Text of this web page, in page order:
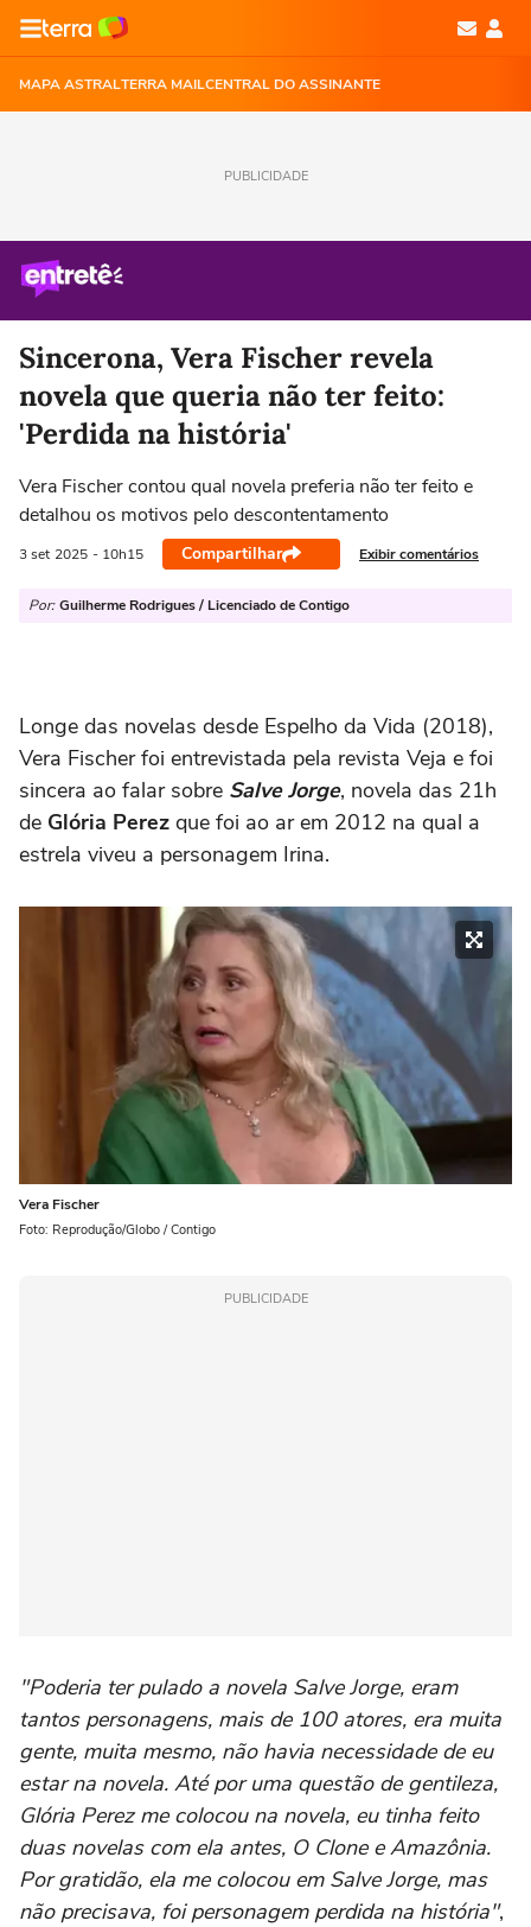
MAPA ASTRALTERRA MAILCENTRAL DO ASSINANTE
PUBLICIDADE
Sincerona, Vera Fischer revela
novela que queria não ter feito:
'Perdida na história'
Vera Fischer contou qual novela preferia não ter feito e
detalhou os motivos pelo descontentamento
3 set 2025 - 10h15 Compartilhar Exibir comentários
Por: Guilherme Rodrigues / Licenciado de Contigo
Longe das novelas desde Espelho da Vida (2018),
Vera Fischer foi entrevistada pela revista Veja e foi
sincera ao falar sobre Salve Jorge, novela das 21h
de Glória Perez que foi ao ar em 2012 na qual a
estrela viveu a personagem Irina.
Vera Fischer
Foto: Reprodução/Globo / Contigo
PUBLICIDADE
"Poderia ter pulado a novela Salve Jorge, eram
tantos personagens, mais de 100 atores, era muita
gente, muita mesmo, não havia necessidade de eu
estar na novela. Até por uma questão de gentileza,
Glória Perez me colocou na novela, eu tinha feito
duas novelas com ela antes, O Clone e Amazônia.
Por gratidão, ela me colocou em Salve Jorge, mas
não precisava, foi personagem perdida na história",